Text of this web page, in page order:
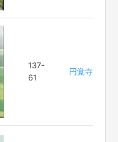
137-
61
円覚寺